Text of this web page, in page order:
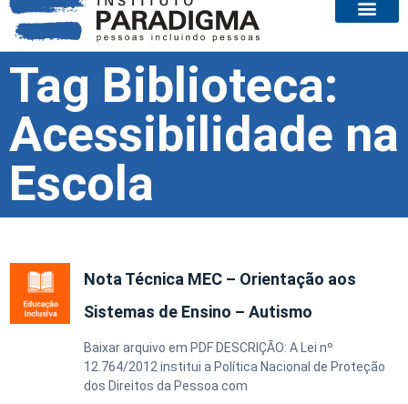
Tag Biblioteca:
Acessibilidade na
Escola
Nota Técnica MEC – Orientação aos
Sistemas de Ensino – Autismo
Baixar arquivo em PDF DESCRIÇÃO: A Lei nº
12.764/2012 institui a Política Nacional de Proteção
dos Direitos da Pessoa com